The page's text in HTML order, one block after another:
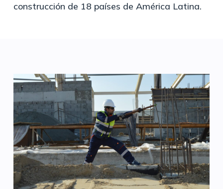
construcción de 18 países de América Latina.